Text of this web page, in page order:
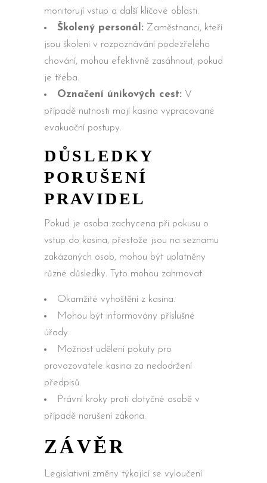
monitorují vstup a další klíčové oblasti.
Školený personál: Zaměstnanci, kteří
jsou školeni v rozpoznávání podezřelého
chování, mohou efektivně zasáhnout, pokud
je třeba.
Označení únikových cest: V
případě nutnosti mají kasina vypracované
evakuační postupy.
DŮSLEDKY
PORUŠENÍ
PRAVIDEL
Pokud je osoba zachycena při pokusu o
vstup do kasina, přestože jsou na seznamu
zakázaných osob, mohou být uplatněny
různé důsledky. Tyto mohou zahrnovat:
Okamžité vyhoštění z kasina.
Mohou být informovány příslušné
úřady.
Možnost udělení pokuty pro
provozovatele kasina za nedodržení
předpisů.
Právní kroky proti dotyčné osobě v
případě narušení zákona.
ZÁVĚR
Legislativní změny týkající se vyloučení